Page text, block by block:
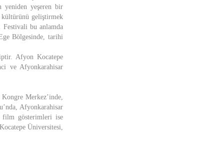
yeşeren bir
kültürünü geliştirmek
Festivali bu anlamda
Bölgesinde, tarihi
Afyon Kocatepe
ve Afyonkarahisar
Merkez’inde,
Afyonkarahisar
film gösterimleri ise
Üniversitesi,